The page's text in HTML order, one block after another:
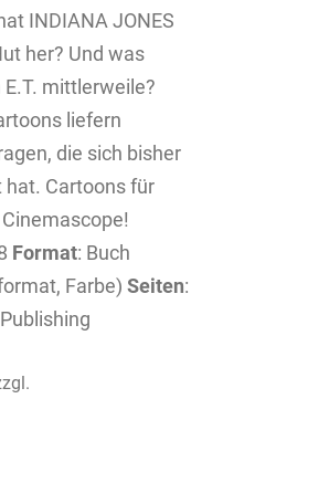
INDIANA JONES
her? Und was
mittlerweile?
liefern
die sich bisher
Cartoons für
Format: Buch
Farbe) Seiten: